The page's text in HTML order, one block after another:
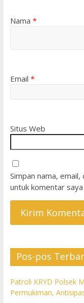
Nama *
Email *
Situs Web
Simpan nama,
untuk komentar
Pos-pos
Patroli KRYD Polsek
Permukiman,